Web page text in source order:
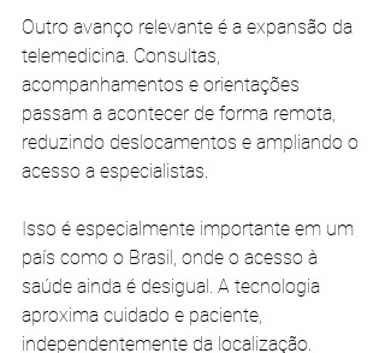
Outro avanço relevante é a expansão da
telemedicina. Consultas,
acompanhamentos e orientações
passam a acontecer de forma remota,
reduzindo deslocamentos e ampliando o
acesso a especialistas.
Isso é especialmente importante em um
país como o Brasil, onde o acesso à
saúde ainda é desigual. A tecnologia
aproxima cuidado e paciente,
independentemente da localização.